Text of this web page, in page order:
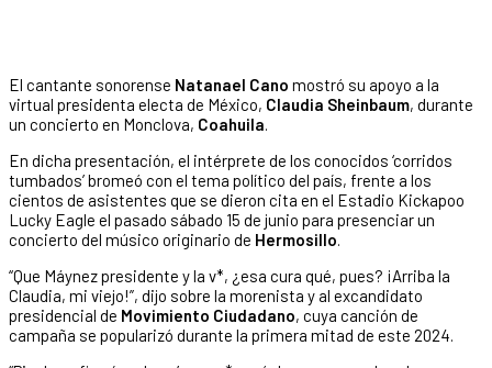
El cantante sonorense Natanael Cano mostró su apoyo a la
virtual presidenta electa de México, Claudia Sheinbaum, durante
un concierto en Monclova, Coahuila.
En dicha presentación, el intérprete de los conocidos ‘corridos
tumbados’ bromeó con el tema político del país, frente a los
cientos de asistentes que se dieron cita en el Estadio Kickapoo
Lucky Eagle el pasado sábado 15 de junio para presenciar un
concierto del músico originario de Hermosillo.
“Que Máynez presidente y la v*, ¿esa cura qué, pues? ¡Arriba la
Claudia, mi viejo!”, dijo sobre la morenista y al excandidato
presidencial de Movimiento Ciudadano, cuya canción de
campaña se popularizó durante la primera mitad de este 2024.